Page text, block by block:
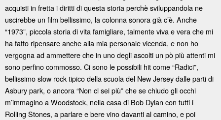
acquisti in fretta i diritti di questa storia perchè sviluppandola ne
uscirebbe un film bellissimo, la colonna sonora già c’è. Anche
“1973”, piccola storia di vita famigliare, talmente viva e vera che mi
ha fatto ripensare anche alla mia personale vicenda, e non ho
vergogna ad ammettere che in uno degli ascolti un pò più attenti mi
sono perfino commosso. Ci sono le possibili hit come “Radici”,
bellissimo slow rock tipico della scuola del New Jersey dalle parti di
Asbury park, o ancora “Non ci sei più” che se chiudo gli occhi
m’immagino a Woodstock, nella casa di Bob Dylan con tutti i
Rolling Stones, a parlare e bere vino davanti al camino, e poi